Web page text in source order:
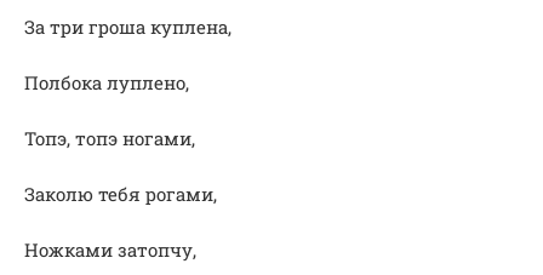
За три гроша куплена,
Полбока луплено,
Топэ, топэ ногами,
Заколю тебя рогами,
Ножками затопчу,